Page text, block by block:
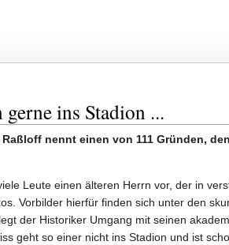
ins Stadion ...
nennt einen von 111 Gründen,
Leute einen älteren Herrn vor, der in
Vorbilder hierfür finden sich unter den
der Historiker Umgang mit seinen
geht so einer nicht ins Stadion und ist